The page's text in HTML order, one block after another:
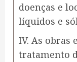
doenças e
líquidos e
IV. As obras
tratamento